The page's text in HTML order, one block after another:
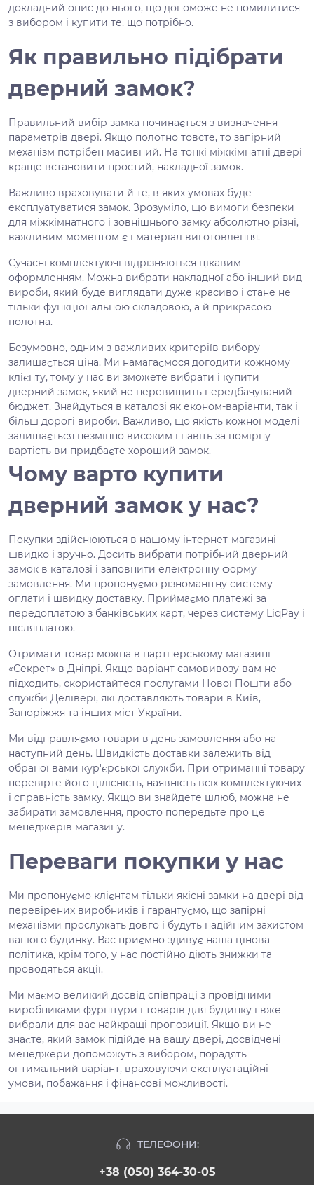
докладний опис до нього, що допоможе не помилитися
з вибором і купити те, що потрібно.
Як правильно підібрати
дверний замок?
Правильний вибір замка починається з визначення
параметрів двері. Якщо полотно товсте, то запірний
механізм потрібен масивний. На тонкі міжкімнатні двері
краще встановити простий, накладної замок.
Важливо враховувати й те, в яких умовах буде
експлуатуватися замок. Зрозуміло, що вимоги безпеки
для міжкімнатного і зовнішнього замку абсолютно різні,
важливим моментом є і матеріал виготовлення.
Сучасні комплектуючі відрізняються цікавим
оформленням. Можна вибрати накладної або інший вид
вироби, який буде виглядати дуже красиво і стане не
тільки функціональною складовою, а й прикрасою
полотна.
Безумовно, одним з важливих критеріїв вибору
залишається ціна. Ми намагаємося догодити кожному
клієнту, тому у нас ви зможете вибрати і купити
дверний замок, який не перевищить передбачуваний
бюджет. Знайдуться в каталозі як економ-варіанти, так і
більш дорогі вироби. Важливо, що якість кожної моделі
залишається незмінно високим і навіть за помірну
вартість ви придбаєте хороший замок.
Чому варто купити
дверний замок у нас?
Покупки здійснюються в нашому інтернет-магазині
швидко і зручно. Досить вибрати потрібний дверний
замок в каталозі і заповнити електронну форму
замовлення. Ми пропонуємо різноманітну систему
оплати і швидку доставку. Приймаємо платежі за
передоплатою з банківських карт, через систему LiqPay і
післяплатою.
Отримати товар можна в партнерському магазині
«Секрет» в Дніпрі. Якщо варіант самовивозу вам не
підходить, скористайтеся послугами Нової Пошти або
служби Делівері, які доставляють товари в Київ,
Запоріжжя та інших міст України.
Ми відправляємо товари в день замовлення або на
наступний день. Швидкість доставки залежить від
обраної вами кур'єрської служби. При отриманні товару
перевірте його цілісність, наявність всіх комплектуючих
і справність замку. Якщо ви знайдете шлюб, можна не
забирати замовлення, просто попередьте про це
менеджерів магазину.
Переваги покупки у нас
Ми пропонуємо клієнтам тільки якісні замки на двері від
перевірених виробників і гарантуємо, що запірні
механізми прослужать довго і будуть надійним захистом
вашого будинку. Вас приємно здивує наша цінова
політика, крім того, у нас постійно діють знижки та
проводяться акції.
Ми маємо великий досвід співпраці з провідними
виробниками фурнітури і товарів для будинку і вже
вибрали для вас найкращі пропозиції. Якщо ви не
знаєте, який замок підійде на вашу двері, досвідчені
менеджери допоможуть з вибором, порадять
оптимальний варіант, враховуючи експлуатаційні
умови, побажання і фінансові можливості.
ТЕЛЕФОНИ:
+38 (050) 364-30-05